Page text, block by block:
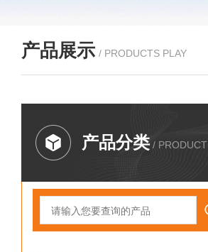
产品展示 / PRODUCTS PLAY
产品分类 / PRODUCT